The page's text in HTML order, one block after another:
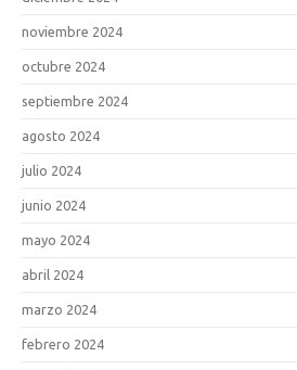
noviembre 2024
octubre 2024
septiembre 2024
agosto 2024
julio 2024
junio 2024
mayo 2024
abril 2024
marzo 2024
febrero 2024